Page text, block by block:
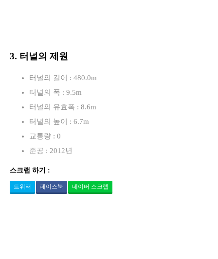
3. 터널의 제원
터널의 길이 : 480.0m
터널의 폭 : 9.5m
터널의 유효폭 : 8.6m
터널의 높이 : 6.7m
교통량 : 0
준공 : 2012년
스크랩 하기 :
트위터 페이스북 네이버 스크랩